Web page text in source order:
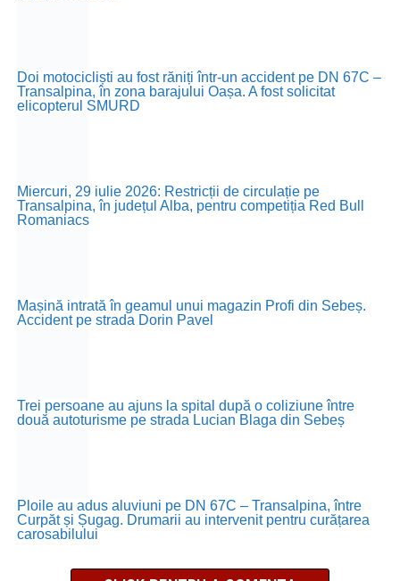
Doi motocicliști au fost răniți într-un accident pe DN 67C –
Transalpina, în zona barajului Oașa. A fost solicitat
elicopterul SMURD
Miercuri, 29 iulie 2026: Restricții de circulație pe
Transalpina, în județul Alba, pentru competiția Red Bull
Romaniacs
Mașină intrată în geamul unui magazin Profi din Sebeș.
Accident pe strada Dorin Pavel
Trei persoane au ajuns la spital după o coliziune între
două autoturisme pe strada Lucian Blaga din Sebeș
Ploile au adus aluviuni pe DN 67C – Transalpina, între
Curpăt și Șugag. Drumarii au intervenit pentru curățarea
carosabilului